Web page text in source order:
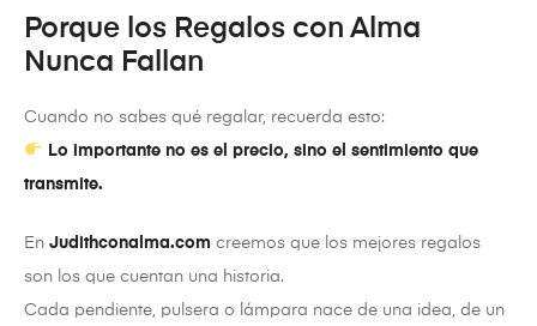
Porque los Regalos con Alma
Nunca Fallan
Cuando no sabes qué regalar, recuerda esto:
Lo importante no es el precio, sino el sentimiento que
transmite.
En Judithconalma.com creemos que los mejores regalos
son los que cuentan una historia.
Cada pendiente, pulsera o lámpara nace de una idea, de un